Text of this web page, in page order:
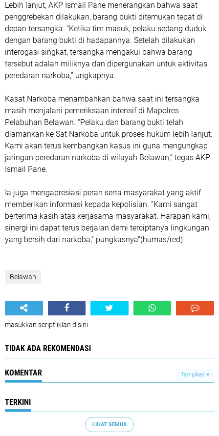
Lebih lanjut, AKP Ismail Pane menerangkan bahwa saat
penggrebekan dilakukan, barang bukti ditemukan tepat di
depan tersangka. “Ketika tim masuk, pelaku sedang duduk
dengan barang bukti di hadapannya. Setelah dilakukan
interogasi singkat, tersangka mengakui bahwa barang
tersebut adalah miliknya dan dipergunakan untuk aktivitas
peredaran narkoba,” ungkapnya.
Kasat Narkoba menambahkan bahwa saat ini tersangka
masih menjalani pemeriksaan intensif di Mapolres
Pelabuhan Belawan. “Pelaku dan barang bukti telah
diamankan ke Sat Narkoba untuk proses hukum lebih lanjut.
Kami akan terus kembangkan kasus ini guna mengungkap
jaringan peredaran narkoba di wilayah Belawan,” tegas AKP
Ismail Pane.
Ia juga mengapresiasi peran serta masyarakat yang aktif
memberikan informasi kepada kepolisian. “Kami sangat
berterima kasih atas kerjasama masyarakat. Harapan kami,
sinergi ini dapat terus berjalan demi terciptanya lingkungan
yang bersih dari narkoba,” pungkasnya"(humas/red)
Belawan
masukkan script iklan disini
TIDAK ADA REKOMENDASI
KOMENTAR Tampilkan
TERKINI
LIHAT SEMUA